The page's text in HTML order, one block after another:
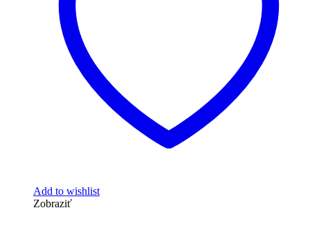
Add to wishlist
Zobraziť